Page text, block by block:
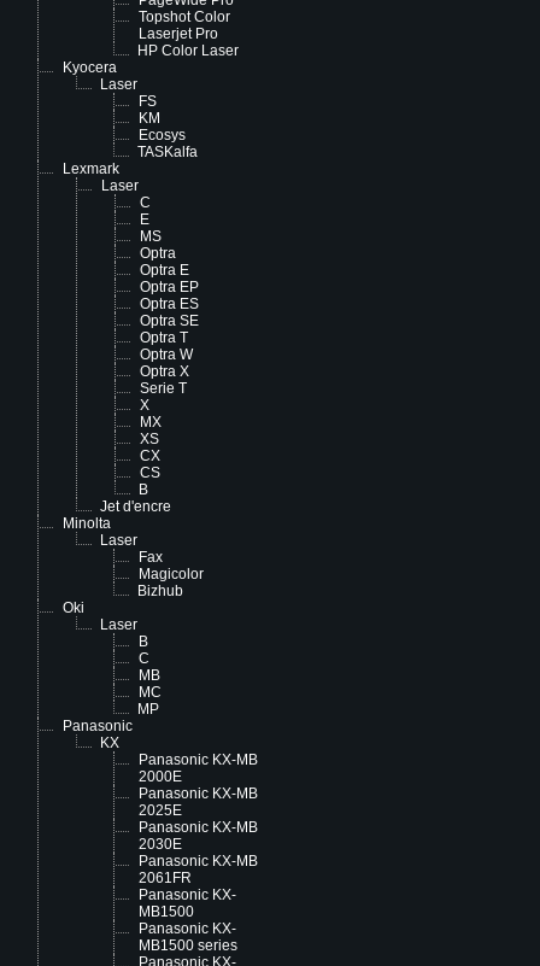
Topshot Color
Laserjet Pro
HP Color Laser
Kyocera
Laser
FS
KM
Ecosys
TASKalfa
Lexmark
Laser
C
E
MS
Optra
Optra E
Optra EP
Optra ES
Optra SE
Optra T
Optra W
Optra X
Serie T
X
MX
XS
CX
CS
B
Jet d'encre
Minolta
Laser
Fax
Magicolor
Bizhub
Oki
Laser
B
C
MB
MC
MP
Panasonic
KX
Panasonic KX-MB
2000E
Panasonic KX-MB
2025E
Panasonic KX-MB
2030E
Panasonic KX-MB
2061FR
Panasonic KX-
MB1500
Panasonic KX-
MB1500 series
Panasonic KX-